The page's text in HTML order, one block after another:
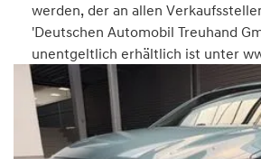
werden, der an allen
'Deutschen Automobil Treuhand
unentgeltlich erhältlich ist unter